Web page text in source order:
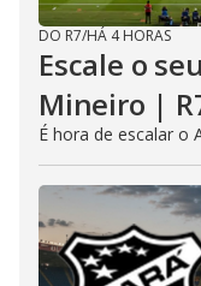
DO R7/HÁ 4 HORAS
Escale o
Mineiro |
É hora de escalar o